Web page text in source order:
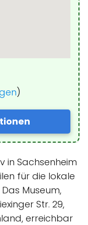
)
in Sachsenheim
für die lokale
Museum,
Str. 29,
erreichbar